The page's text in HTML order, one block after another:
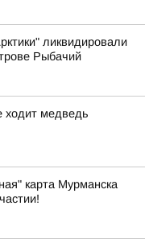
ликвидировали
Рыбачий
ходит медведь
карта Мурманска